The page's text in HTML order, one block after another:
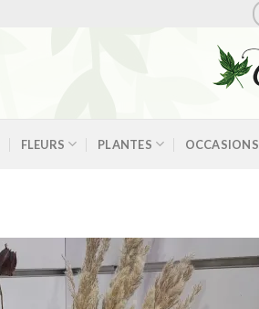
FLEURS PLANTES OCCASIONS